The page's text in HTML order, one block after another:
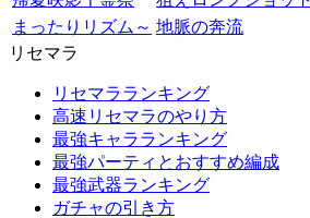
まったりリズム～ 地脈の奔流
リセマラ
リセマラランキング
高速リセマラのやり方
最強キャラランキング
最強パーティとおすすめ編成
最強武器ランキング
ガチャの引き方